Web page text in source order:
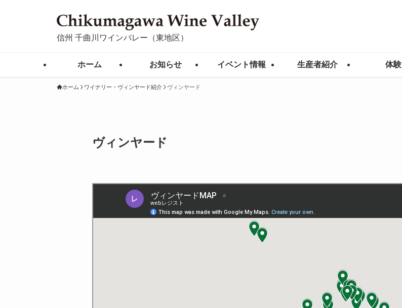
信州 千曲川ワインバレー（東地区）
ホーム お知らせ イベント情報 生産者紹介 体験
ホーム ワイナリー・ヴィンヤード紹介 ヴィンヤード
ヴィンヤード